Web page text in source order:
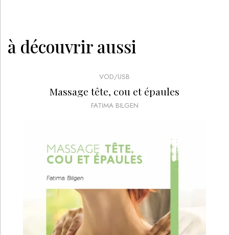
à découvrir aussi
VOD/USB
Massage tête, cou et épaules
FATIMA BILGEN